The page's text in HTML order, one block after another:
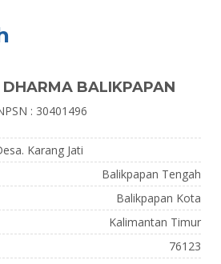
BALIKPAPAN
: 30401496
Karang Jati
Balikpapan Tengah
Balikpapan Kota
Kalimantan Timur
76123